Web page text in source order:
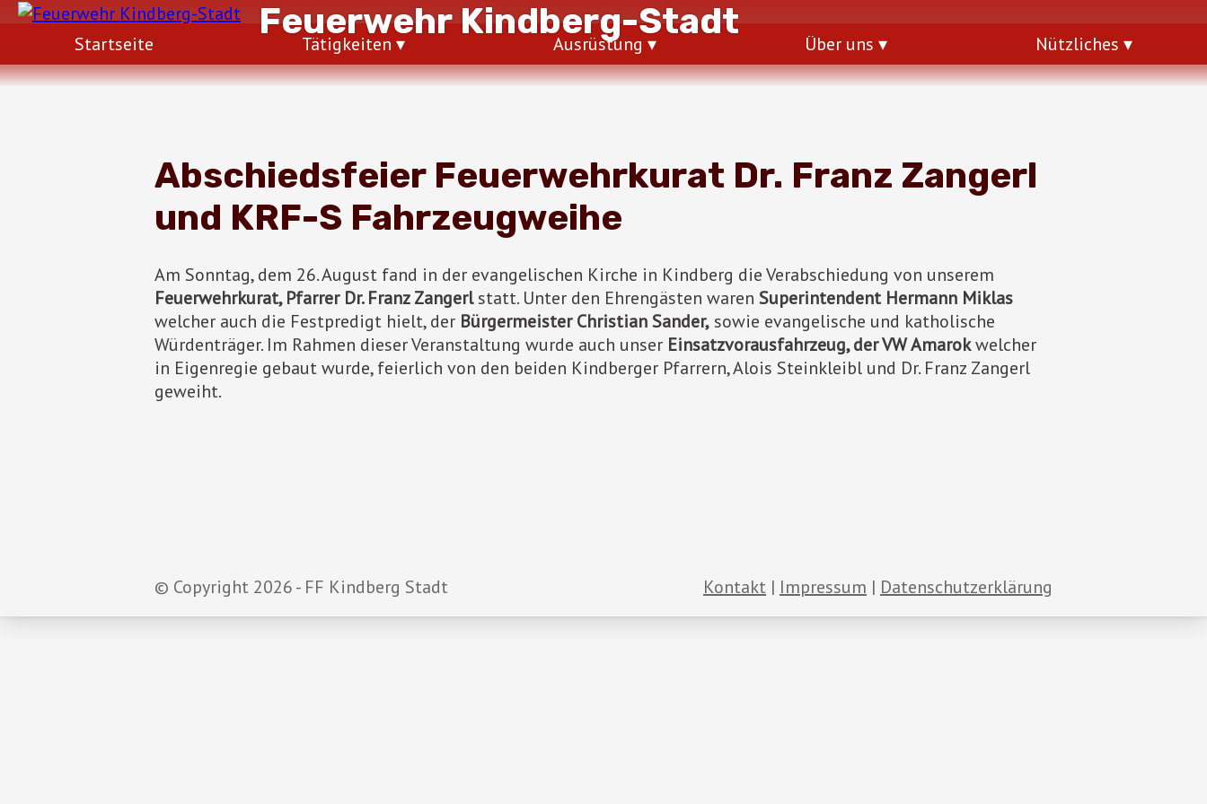
Feuerwehr Kindberg-Stadt
Startseite Tätigkeiten Ausrüstung Über uns Nützliches
Abschiedsfeier Feuerwehrkurat Dr. Franz Zangerl
und KRF-S Fahrzeugweihe
Am Sonntag, dem 26. August fand in der evangelischen Kirche in Kindberg die Verabschiedung von unserem
Feuerwehrkurat, Pfarrer Dr. Franz Zangerlstatt. Unter den Ehrengästen waren Superintendent Hermann Miklas
welcher auch die Festpredigt hielt, der Bürgermeister Christian Sander, sowie evangelische und katholische
Würdenträger. Im Rahmen dieser Veranstaltung wurde auch unser Einsatzvorausfahrzeug, der VW Amarokwelcher
in Eigenregie gebaut wurde, feierlich von den beiden Kindberger Pfarrern, Alois Steinkleibl und Dr. Franz Zangerl
geweiht.
© Copyright 2026 - FF Kindberg Stadt Kontakt Impressum Datenschutzerklärung